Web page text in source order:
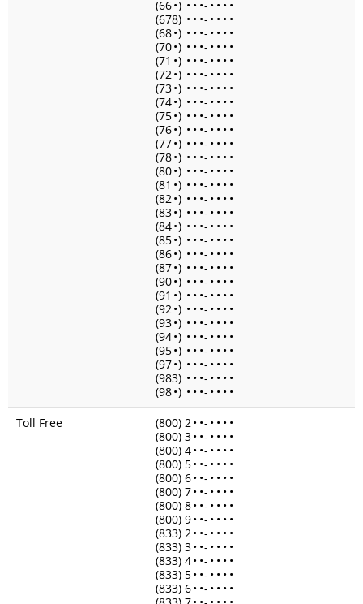
(66•) • • •- • • • •
(678) • • •- • • • •
(68•) • • •- • • • •
(70•) • • •- • • • •
(71 •) • • •- • • • •
(72•) • • •- • • • •
(73•) • • •- • • • •
(74•) • • •- • • • •
(75•) • • •- • • • •
(76•) • • •- • • • •
(77•) • • •- • • • •
(78•) • • •- • • • •
(80•) • • •- • • • •
(81 •) • • •- • • • •
(82•) • • •- • • • •
(83•) • • •- • • • •
(84•) • • •- • • • •
(85•) • • •- • • • •
(86•) • • •- • • • •
(87•) • • •- • • • •
(90•) • • •- • • • •
(91 •) • • •- • • • •
(92•) • • •- • • • •
(93•) • • •- • • • •
(94•) • • •- • • • •
(95•) • • •- • • • •
(97•) • • •- • • • •
(983) • • •- • • • •
(98•) • • •- • • • •
Toll Free
(800) 2• •- • • • •
(800) 3• •- • • • •
(800) 4• •- • • • •
(800) 5• •- • • • •
(800) 6• •- • • • •
(800) 7• •- • • • •
(800) 8• •- • • • •
(800) 9• •- • • • •
(833) 2• •- • • • •
(833) 3• •- • • • •
(833) 4• •- • • • •
(833) 5• •- • • • •
(833) 6• •- • • • •